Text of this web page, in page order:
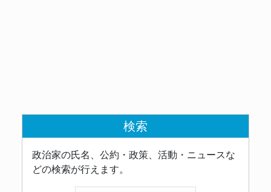
検索
政治家の氏名、公約・政策、活動・ニュースな
どの検索が行えます。